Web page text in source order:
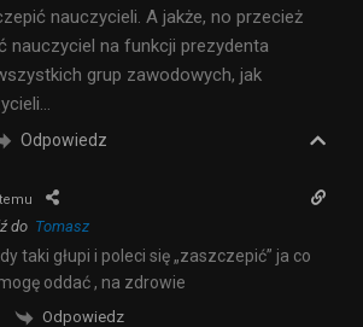
nauczycieli. A jakże, no przecież
nauczyciel na funkcji prezydenta
grup zawodowych, jak
Odpowiedz
do Tomasz
taki głupi i poleci się „zaszczepić” ja co
oddać , na zdrowie
Odpowiedz